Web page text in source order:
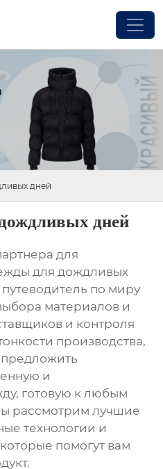
дней
дней
для
для дождливых
путеводитель по миру
материалов и
и контроля
производства,
и
готовую к любым
рассмотрим лучшие
технологии и
помогут вам